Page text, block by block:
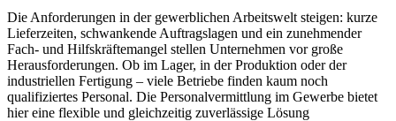
Die Anforderungen in der gewerblichen Arbeitswelt steigen: kurze
Lieferzeiten, schwankende Auftragslagen und ein zunehmender
Fach- und Hilfskräftemangel stellen Unternehmen vor große
Herausforderungen. Ob im Lager, in der Produktion oder der
industriellen Fertigung – viele Betriebe finden kaum noch
qualifiziertes Personal. Die Personalvermittlung im Gewerbe bietet
hier eine flexible und gleichzeitig zuverlässige Lösung